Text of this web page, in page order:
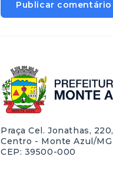
Praça Cel. Jonathas, 220,
Centro - Monte Azul/MG
CEP: 39500-000